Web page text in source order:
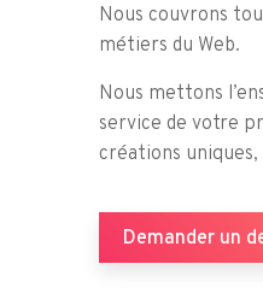
Nous couvrons
métiers du Web.
Nous mettons
service de votre
créations
Demander un